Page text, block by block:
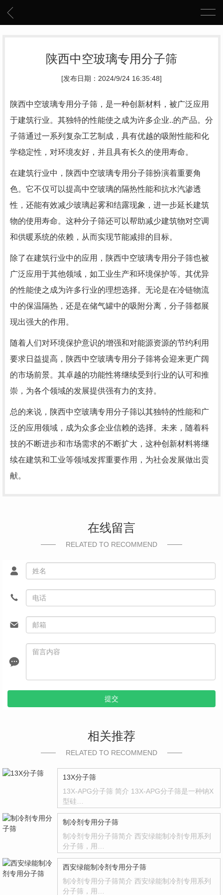
陕西中空玻璃专用分子筛
[发布日期：2024/9/24 16:35:48]
陕西中空玻璃专用分子筛，是一种创新材料，被广泛应用
于建筑行业。其独特的性能使之成为许多企业..的产品。分
子筛通过一系列复杂工艺制成，具有优越的吸附性能和化
学稳定性，对环境友好，并且具有长久的使用寿命。
在建筑行业中，陕西中空玻璃专用分子筛扮演着重要角
色。它不仅可以提高中空玻璃的隔热性能和抗水汽渗透
性，还能有效减少玻璃起雾和结露现象，进一步延长建筑
物的使用寿命。这种分子筛还可以帮助减少建筑物对空调
和供暖系统的依赖，从而实现节能减排的目标。
除了在建筑行业中的应用，陕西中空玻璃专用分子筛也被
广泛应用于其他领域，如工业生产和环境保护等。其优异
的性能使之成为许多行业的理想选择。无论是在冷链物流
中的保温隔热，还是在储气罐中的吸附分离，分子筛都展
现出强大的作用。
随着人们对环境保护意识的增强和对能源资源的节约利用
要求日益提高，陕西中空玻璃专用分子筛将会迎来更广阔
的市场前景。其卓越的功能性将继续受到行业的认可和推
崇，为各个领域的发展提供强有力的支持。
总的来说，陕西中空玻璃专用分子筛以其独特的性能和广
泛的应用领域，成为众多企业信赖的选择。未来，随着科
技的不断进步和市场需求的不断扩大，这种创新材料将继
续在建筑和工业等领域发挥重要作用，为社会发展做出贡
献。
在线留言
RELATED TO RECOMMEND
提交
相关推荐
RELATED TO RECOMMEND
13X分子筛
13X-APG分子筛 简介 13X-APG分子筛是一种钠X
型硅…
制冷剂专用分子筛
制冷剂专用分子筛简介 西安绿能制冷剂专用系列
分子筛，用…
西安绿能制冷剂专用分子筛
制冷剂专用分子筛简介 西安绿能制冷剂专用系列
分子筛，用…